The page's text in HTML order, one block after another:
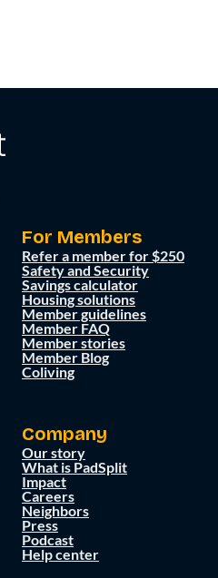
For Members
Refer a member for $250
Safety and Security
Savings calculator
Housing solutions
Member guidelines
Member FAQ
Member stories
Member Blog
Coliving
Company
Our story
What is PadSplit
Impact
Careers
Neighbors
Press
Podcast
Help center